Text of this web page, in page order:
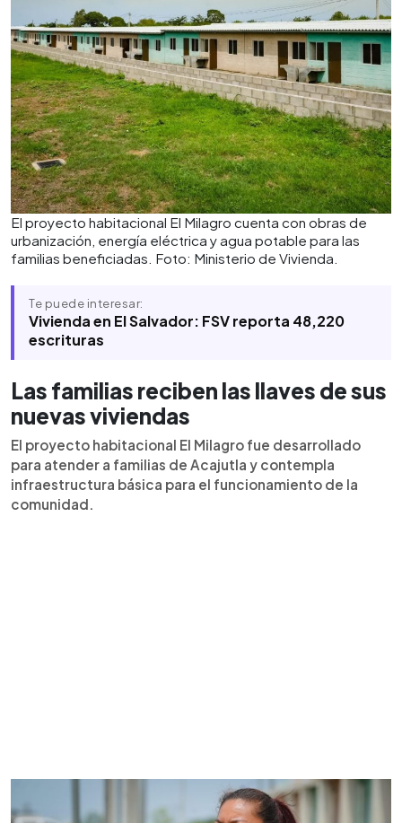
El proyecto habitacional El Milagro cuenta con obras de
urbanización, energía eléctrica y agua potable para las
familias beneficiadas. Foto: Ministerio de Vivienda.
Te puede interesar:
Vivienda en El Salvador: FSV reporta 48,220
escrituras
Las familias reciben las llaves de sus
nuevas viviendas
El proyecto habitacional El Milagro fue desarrollado
para atender a familias de Acajutla y contempla
infraestructura básica para el funcionamiento de la
comunidad.